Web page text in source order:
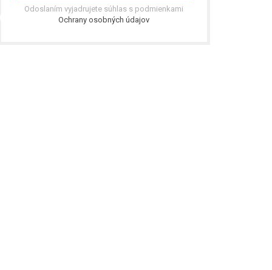
Odoslaním vyjadrujete súhlas s podmienkami
Ochrany osobných údajov